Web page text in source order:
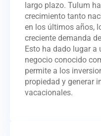
largo plazo. Tulum
crecimiento tanto
en los últimos años,
creciente demanda
Esto ha dado lugar a
negocio conocido
permite a los
propiedad y generar
vacacionales.